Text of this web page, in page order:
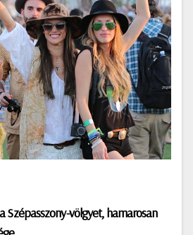
Szépasszony-völgyet, hamarosan